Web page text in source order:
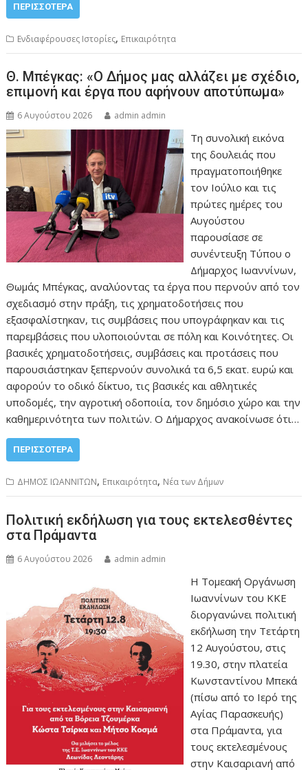
ΠΕΡΙΣΣΌΤΕΡΑ
Ενδιαφέρουσες Ιστορίες, Επικαιρότητα
Θ. Μπέγκας: «Ο Δήμος μας αλλάζει με σχέδιο,
επιμονή και έργα που αφήνουν αποτύπωμα»
6 Αυγούστου 2026 admin admin
Τη συνολική εικόνα
της δουλειάς που
πραγματοποιήθηκε
τον Ιούλιο και τις
πρώτες ημέρες του
Αυγούστου
παρουσίασε σε
συνέντευξη Τύπου ο
Δήμαρχος Ιωαννίνων,
Θωμάς Μπέγκας, αναλύοντας τα έργα που περνούν από τον
σχεδιασμό στην πράξη, τις χρηματοδοτήσεις που
εξασφαλίστηκαν, τις συμβάσεις που υπογράφηκαν και τις
παρεμβάσεις που υλοποιούνται σε πόλη και Κοινότητες. Οι
βασικές χρηματοδοτήσεις, συμβάσεις και προτάσεις που
παρουσιάστηκαν ξεπερνούν συνολικά τα 6,5 εκατ. ευρώ και
αφορούν το οδικό δίκτυο, τις βασικές και αθλητικές
υποδομές, την αγροτική οδοποιία, τον δημόσιο χώρο και την
καθημερινότητα των πολιτών. Ο Δήμαρχος ανακοίνωσε ότι…
ΠΕΡΙΣΣΌΤΕΡΑ
ΔΗΜΟΣ ΙΩΑΝΝΙΤΩΝ, Επικαιρότητα, Νέα των Δήμων
Πολιτική εκδήλωση για τους εκτελεσθέντες
στα Πράμαντα
6 Αυγούστου 2026 admin admin
Η Τομεακή Οργάνωση
Ιωαννίνων του ΚΚΕ
διοργανώνει πολιτική
εκδήλωση την Τετάρτη
12 Αυγούστου, στις
19.30, στην πλατεία
Κωνσταντίνου Μπεκά
(πίσω από το Ιερό της
Αγίας Παρασκευής)
στα Πράμαντα, για
τους εκτελεσμένους
στην Καισαριανή από